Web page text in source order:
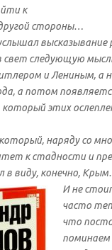
к
стороны…
высказывание
свет следующую
и Лениным, а
а потом
который этих
наряду со
к стадности и
в виду, конечно,
И не
часто
что